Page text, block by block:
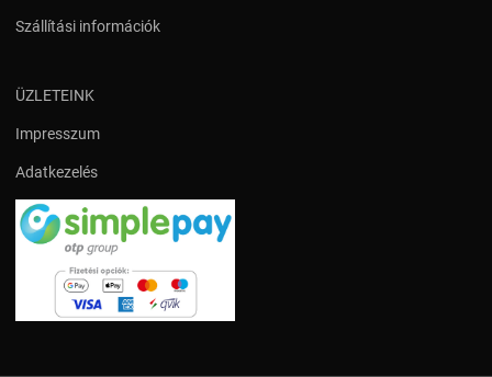
Szállítási információk
ÜZLETEINK
Impresszum
Adatkezelés